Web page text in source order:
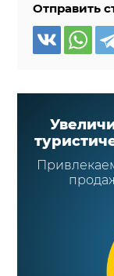
Отправить